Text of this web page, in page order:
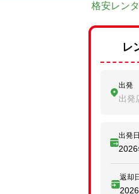
格安レン
レ
出発
出発
出発
返却